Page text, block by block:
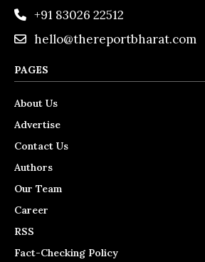
+91 83026 22512
hello@thereportbharat.com
PAGES
About Us
Advertise
Contact Us
Authors
Our Team
Career
RSS
Fact-Checking Policy